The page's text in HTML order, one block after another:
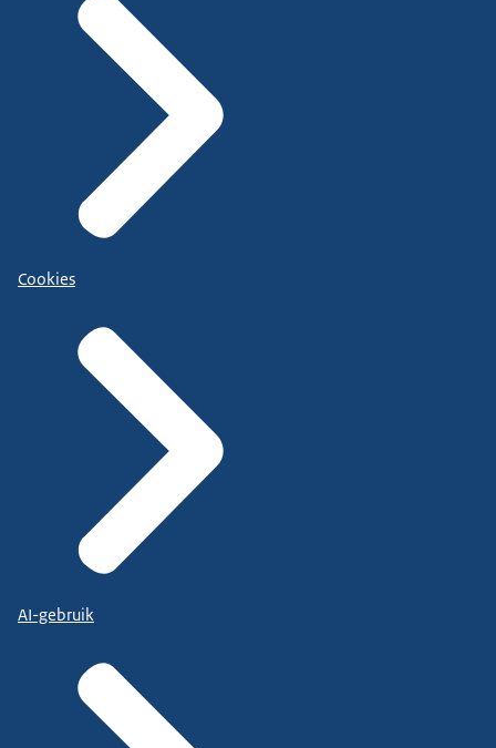
Cookies
AI-gebruik